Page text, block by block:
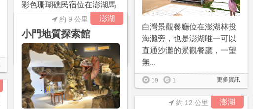
彩色珊瑚礁民宿位在澎湖馬
公市，是間有質感的工業風
民宿，離南海遊客中心不會
太...
更多資訊
白灣景觀餐廳位在澎湖林投
海灘旁，也是澎湖唯一可以
直通沙灘的景觀餐廳，一望
無...
更多資訊
19 1
澎湖
小門地質探索館
約 9 公里
澎湖
約 12 公里